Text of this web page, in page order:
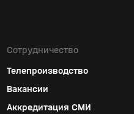
Сотрудничество
Телепроизводство
Вакансии
Аккредитация СМИ